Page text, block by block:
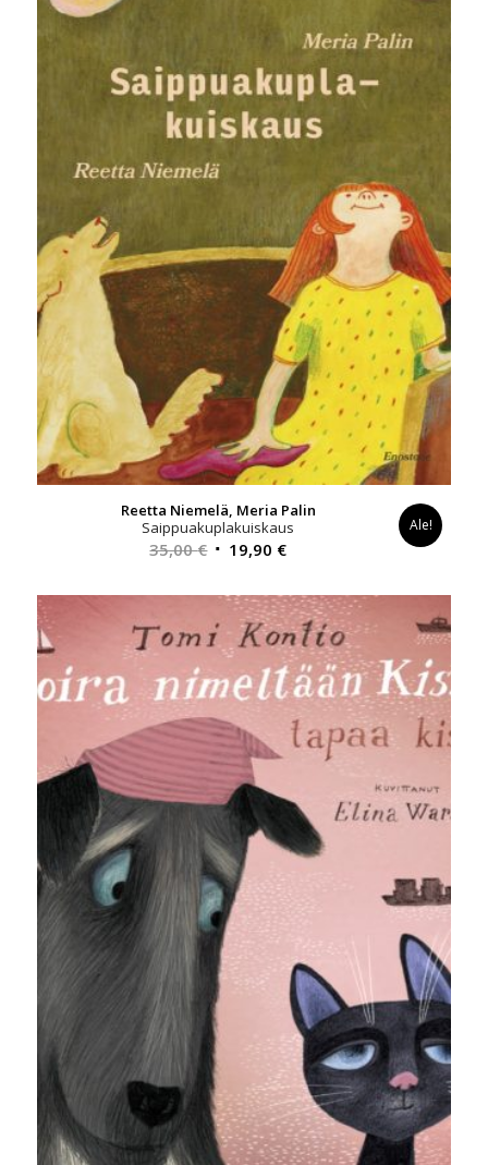
Reetta Niemelä, Meria Palin
Saippuakuplakuiskaus
35,00€ Alkuperäinen
oli:
35,00 €.
19,90 €Nykyinen
on:
19,90 €.
Ale!